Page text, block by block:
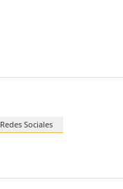
Redes Sociales